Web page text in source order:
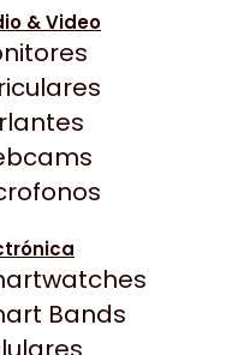
& Video
Bands
Max Tecno